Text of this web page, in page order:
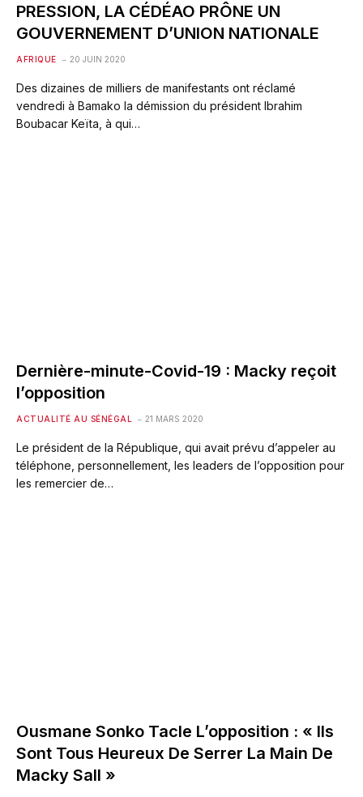
PRESSION, LA CÉDÉAO PRÔNE UN
GOUVERNEMENT D’UNION NATIONALE
AFRIQUE 20 JUIN 2020
Des dizaines de milliers de manifestants ont réclamé
vendredi à Bamako la démission du président Ibrahim
Boubacar Keïta, à qui…
Dernière-minute-Covid-19 : Macky reçoit
l’opposition
ACTUALITÉ AU SÉNÉGAL 21 MARS 2020
Le président de la République, qui avait prévu d’appeler au
téléphone, personnellement, les leaders de l’opposition pour
les remercier de…
Ousmane Sonko Tacle L’opposition : « Ils
Sont Tous Heureux De Serrer La Main De
Macky Sall »